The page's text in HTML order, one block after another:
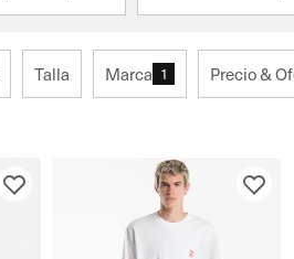
Talla Marca 1 Precio &